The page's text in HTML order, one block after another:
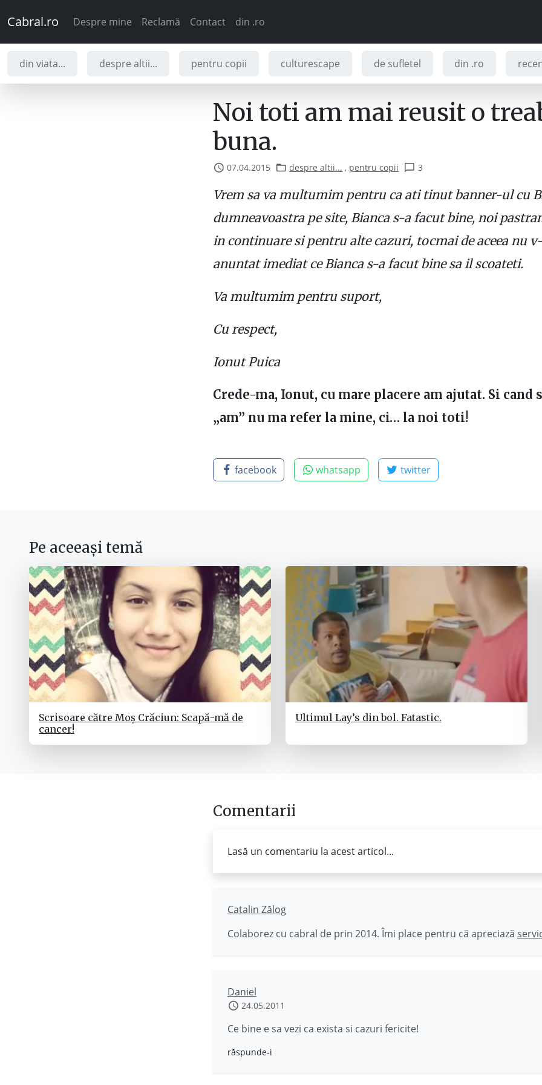
Cabral.ro Despre mine Reclamă Contact din .ro
din viata... despre altii... pentru copii culturescape de sufletel din .ro
Noi toti am mai reusit o
buna.
07.04.2015 despre altii... , pentru copii 3
Vrem sa va multumim pentru ca ati tinut banner-ul cu
dumneavoastra pe site, Bianca s-a facut bine, noi
in continuare si pentru alte cazuri, tocmai de aceea nu
anuntat imediat ce Bianca s-a facut bine sa il scoateti.
Va multumim pentru suport,
Cu respect,
Ionut Puica
Crede-ma, Ionut, cu mare placere am ajutat. Si cand
„am” nu ma refer la mine, ci… la noi toti!
facebook whatsapp twitter
Pe aceeași temă
Scrisoare către Moș Crăciun: Scapă-mă de
cancer!
Ultimul Lay’s din bol. Fatastic.
Comentarii
Lasă un comentariu la acest articol...
Catalin Zălog
Colaborez cu cabral de prin 2014. Îmi place pentru că apreciază
Daniel
24.05.2011
Ce bine e sa vezi ca exista si cazuri fericite!
răspunde-i